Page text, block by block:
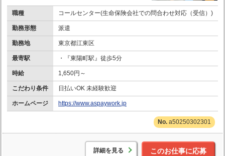
職種 コールセンター(生命保険会社での問合わせ対応（受信）)
勤務形態 派遣
勤務地 東京都江東区
最寄駅 ・『東陽町駅』徒歩5分
時給 1,650円～
こだわり条件 日払いOK 未経験歓迎
ホームページ https://www.aspaywork.jp
a50250302301
詳細を見る このお仕事に応募